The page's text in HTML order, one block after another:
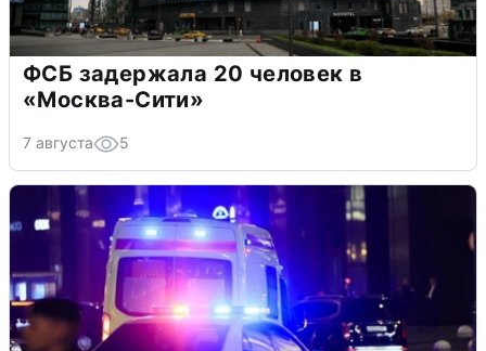
ФСБ задержала 20 человек в
«Москва-Сити»
7 августа 5